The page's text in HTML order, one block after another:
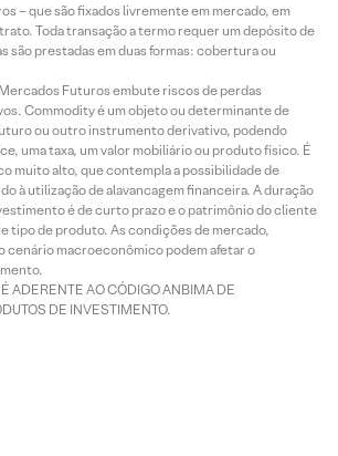
– que são fixados livremente em mercado, em
Toda transação a termo requer um depósito de
são prestadas em duas formas: cobertura ou
Futuros embute riscos de perdas
Commodity é um objeto ou determinante de
ou outro instrumento derivativo, podendo
uma taxa, um valor mobiliário ou produto físico. É
muito alto, que contempla a possibilidade de
à utilização de alavancagem financeira. A duração
é de curto prazo e o patrimônio do cliente
tipo de produto. As condições de mercado,
cenário macroeconômico podem afetar o
ADERENTE AO CÓDIGO ANBIMA DE
DE INVESTIMENTO.